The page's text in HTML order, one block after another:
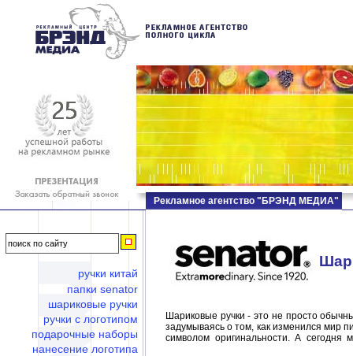
ручки китай
папки senator
шариковые ручки
ручки с логотипом
подарочные наборы
нанесение логотипа
Рекламное агентство "БРЭНД МЕДИА"
Шариковые ручки - это не просто
задумываясь о том, как изменился мир
символом оригинальности. А